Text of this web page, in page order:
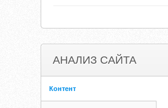
АНАЛИЗ САЙТА
Контент